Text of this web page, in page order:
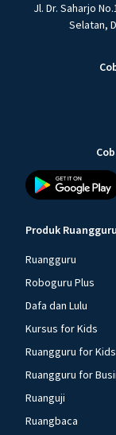
Jl. Dr. Saharjo
Selatan,
Produk Ruangguru
Ruangguru
Roboguru Plus
Dafa dan Lulu
Kursus for Kids
Ruangguru for Kids
Ruangguru for
Ruanguji
Ruangbaca